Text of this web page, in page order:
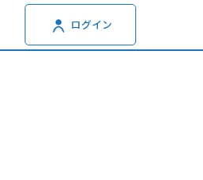
ログイン